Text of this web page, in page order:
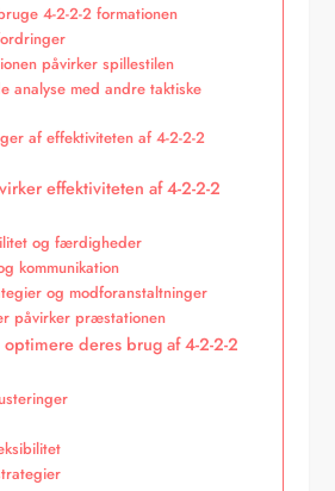
4-2-2-2 formationen
påvirker spillestilen
analyse med andre taktiske
af effektiviteten af 4-2-2-2
effektiviteten af 4-2-2-2
og færdigheder
kommunikation
og modforanstaltninger
påvirker præstationen
deres brug af 4-2-2-2